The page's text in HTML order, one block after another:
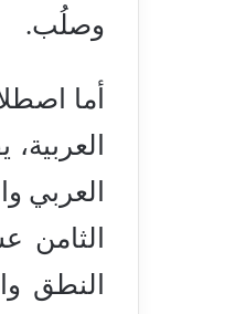
وصلُب.
أما
العربي
الثامن
النطق